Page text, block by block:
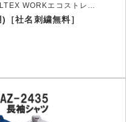
社名刺繍無料］